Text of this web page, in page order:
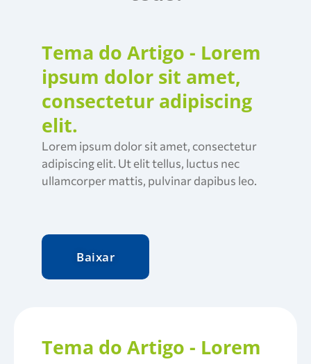
Tema do Artigo - Lorem
ipsum dolor sit amet,
consectetur adipiscing
elit.
Lorem ipsum dolor sit amet, consectetur
adipiscing elit. Ut elit tellus, luctus nec
ullamcorper mattis, pulvinar dapibus leo.
Baixar
Tema do Artigo - Lorem